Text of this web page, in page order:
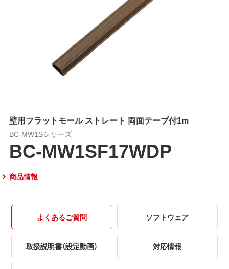
壁用フラットモール ストレート 両面テープ付1m
BC-MW1Sシリーズ
BC-MW1SF17WDP
商品情報
よくあるご質問 ソフトウェア
取扱説明書（設定動画） 対応情報